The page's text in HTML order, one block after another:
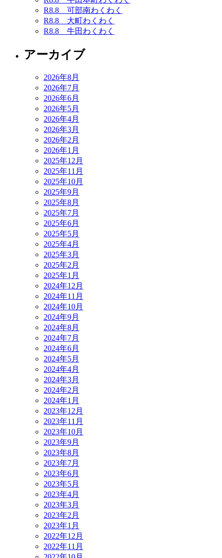
R8.8 可部南わくわく
R8.8 大町わくわく
R8.8 牛田わくわく
アーカイブ
2026年8月
2026年7月
2026年6月
2026年5月
2026年4月
2026年3月
2026年2月
2026年1月
2025年12月
2025年11月
2025年10月
2025年9月
2025年8月
2025年7月
2025年6月
2025年5月
2025年4月
2025年3月
2025年2月
2025年1月
2024年12月
2024年11月
2024年10月
2024年9月
2024年8月
2024年7月
2024年6月
2024年5月
2024年4月
2024年3月
2024年2月
2024年1月
2023年12月
2023年11月
2023年10月
2023年9月
2023年8月
2023年7月
2023年6月
2023年5月
2023年4月
2023年3月
2023年2月
2023年1月
2022年12月
2022年11月